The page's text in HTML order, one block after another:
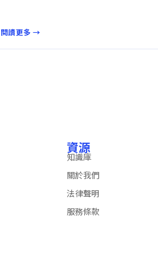
閱讀更多 →
資源
知識庫
關於我們
法律聲明
服務條款